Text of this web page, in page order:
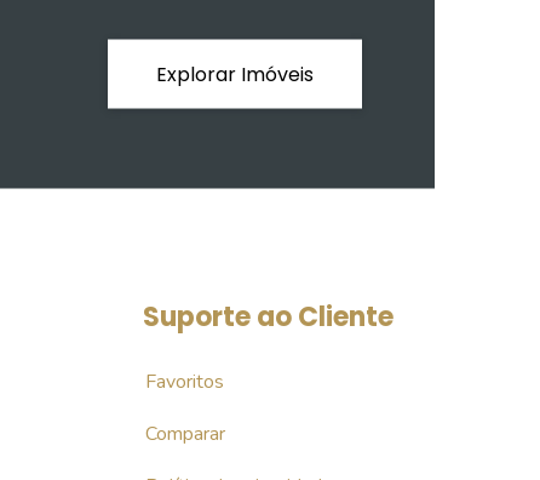
Explorar Imóveis
Suporte ao Cliente
Favoritos
Comparar